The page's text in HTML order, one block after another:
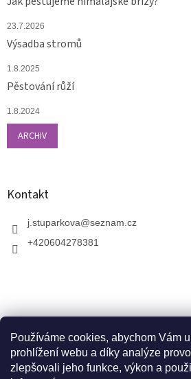
Používáme cookies, abychom Vám
prohlížení webu a díky analýze
zlepšovali jeho funkce, výkon a
23.7.2026
Výsadba stromů
1.8.2025
Pěstování růží
1.8.2024
ARCHIV
Kontakt
j.stuparkova@seznam.cz
+420604278381